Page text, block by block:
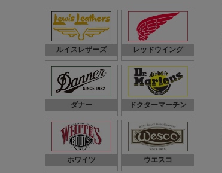
ルイスレザーズ レッドウイング
ダナー ドクターマーチン
ホワイツ ウエスコ